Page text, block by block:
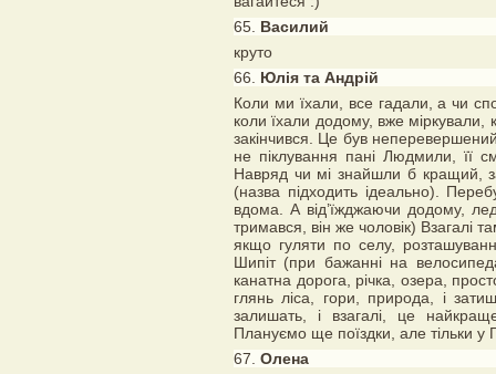
65. Василий
круто
66. Юлія та Андрій
Коли ми їхали, все гадали, а чи
коли їхали додому, вже
закінчився. Це був
не піклування пані Людмили, її
Навряд чи мі знайшли б кращий,
(назва підходить ідеально).
вдома. А від’їжджаючи додому,
тримався, він же чоловік) Взагалі
якщо гуляти по селу,
Шипіт (при бажанні на
канатна дорога, річка, озера,
глянь ліса, гори, природа, і
залишать, і взагалі, це
Плануємо ще поїздки, але тільки у
67. Олена